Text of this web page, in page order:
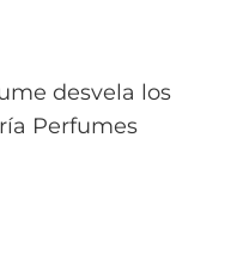
desvela los
Perfumes